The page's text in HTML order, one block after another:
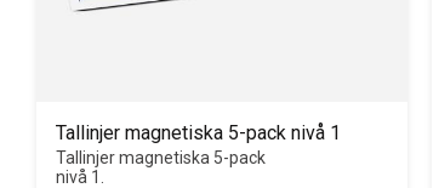
Tallinjer magnetiska 5-pack nivå 1
Tallinjer magnetiska 5-pack
nivå 1.